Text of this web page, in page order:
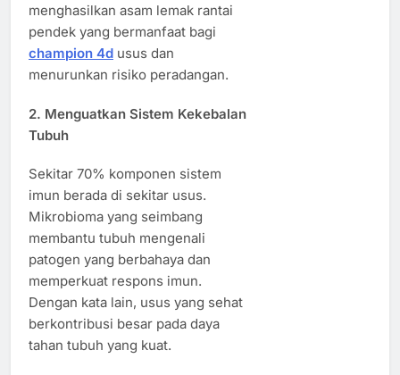
menghasilkan asam lemak rantai
pendek yang bermanfaat bagi
champion 4d usus dan
menurunkan risiko peradangan.
2. Menguatkan Sistem Kekebalan
Tubuh
Sekitar 70% komponen sistem
imun berada di sekitar usus.
Mikrobioma yang seimbang
membantu tubuh mengenali
patogen yang berbahaya dan
memperkuat respons imun.
Dengan kata lain, usus yang sehat
berkontribusi besar pada daya
tahan tubuh yang kuat.